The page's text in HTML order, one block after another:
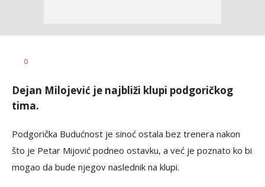
AUTOR
0
Dejan Milojević je najbliži klupi podgoričkog
tima.
Podgorička Budućnost je sinoć ostala bez trenera nakon
što je Petar Mijović podneo ostavku, a već je poznato ko bi
mogao da bude njegov naslednik na klupi.